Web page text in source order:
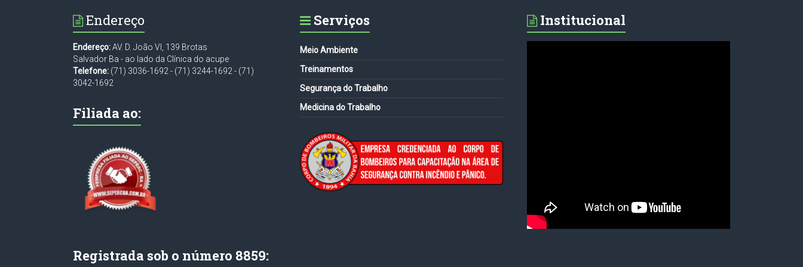
Endereço
Endereço:AV. D. João VI, 139 Brotas
Salvador Ba - ao lado da Clínica do acupe
Telefone: (71) 3036-1692 - (71) 3244-1692 - (71)
3042-1692
Filiada ao:
Registrada sob o número 8859:
Serviços
Meio Ambiente
Treinamentos
Segurança do Trabalho
Medicina do Trabalho
Institucional